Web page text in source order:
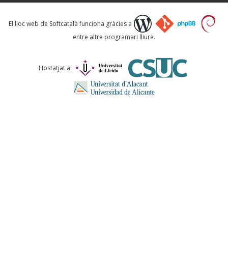
Què proposeu?
Comentari *
El lloc web de Softcatalà funciona gràcies a
entre altre programari lliure.
Hostatjat a: